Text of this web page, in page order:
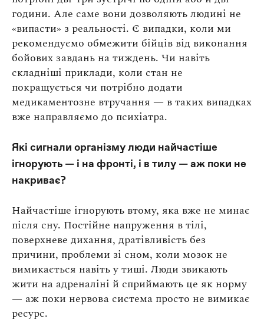
години. Але саме вони дозволяють людині не
«випасти» з реальності. Є випадки, коли ми
рекомендуємо обмежити бійців від виконання
бойових завдань на тиждень. Чи навіть
складніші приклади, коли стан не
покращується чи потрібно додати
медикаментозне втручання — в таких випадках
вже направляємо до психіатра.
Які сигнали організму люди найчастіше
ігнорують — і на фронті, і в тилу — аж поки не
накриває?
Найчастіше ігнорують втому, яка вже не минає
після сну. Постійне напруження в тілі,
поверхневе дихання, дратівливість без
причини, проблеми зі сном, коли мозок не
вимикається навіть у тиші. Люди звикають
жити на адреналіні й сприймають це як норму
— аж поки нервова система просто не вимикає
ресурс.